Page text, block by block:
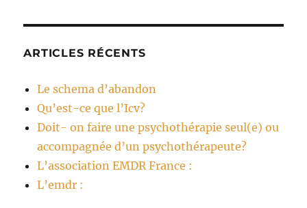
ARTICLES RÉCENTS
Le schema d’abandon
Qu’est-ce que l’Icv?
Doit- on faire une psychothérapie seul(e) ou
accompagnée d’un psychothérapeute?
L’association EMDR France :
L’emdr :